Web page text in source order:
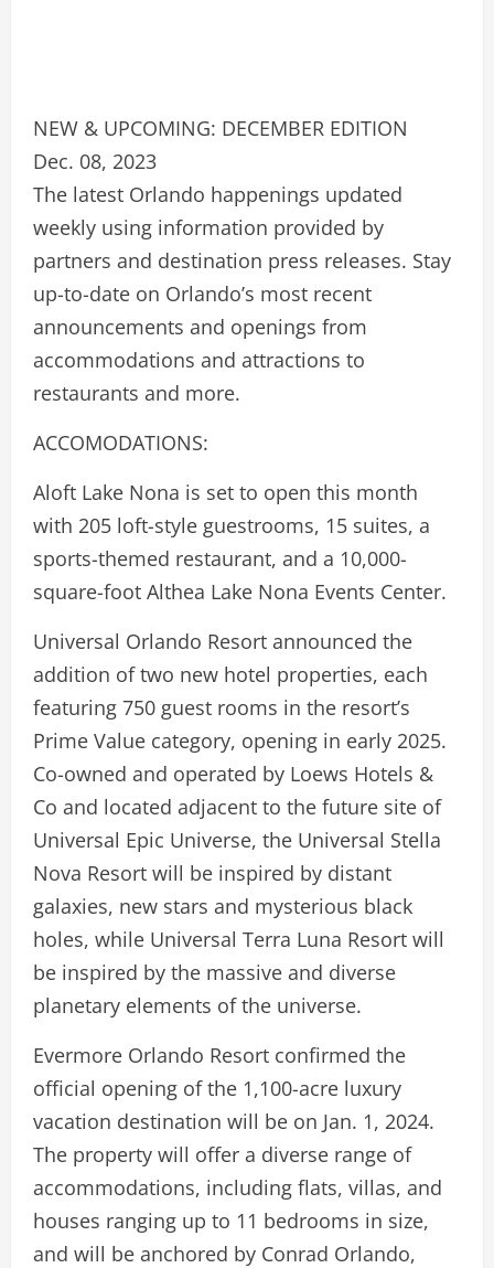
NEW & UPCOMING: DECEMBER EDITION
Dec. 08, 2023
The latest Orlando happenings updated
weekly using information provided by
partners and destination press releases. Stay
up-to-date on Orlando’s most recent
announcements and openings from
accommodations and attractions to
restaurants and more.
ACCOMODATIONS:
Aloft Lake Nona is set to open this month
with 205 loft-style guestrooms, 15 suites, a
sports-themed restaurant, and a 10,000-
square-foot Althea Lake Nona Events Center.
Universal Orlando Resort announced the
addition of two new hotel properties, each
featuring 750 guest rooms in the resort’s
Prime Value category, opening in early 2025.
Co-owned and operated by Loews Hotels &
Co and located adjacent to the future site of
Universal Epic Universe, the Universal Stella
Nova Resort will be inspired by distant
galaxies, new stars and mysterious black
holes, while Universal Terra Luna Resort will
be inspired by the massive and diverse
planetary elements of the universe.
Evermore Orlando Resort confirmed the
official opening of the 1,100-acre luxury
vacation destination will be on Jan. 1, 2024.
The property will offer a diverse range of
accommodations, including flats, villas, and
houses ranging up to 11 bedrooms in size,
and will be anchored by Conrad Orlando,